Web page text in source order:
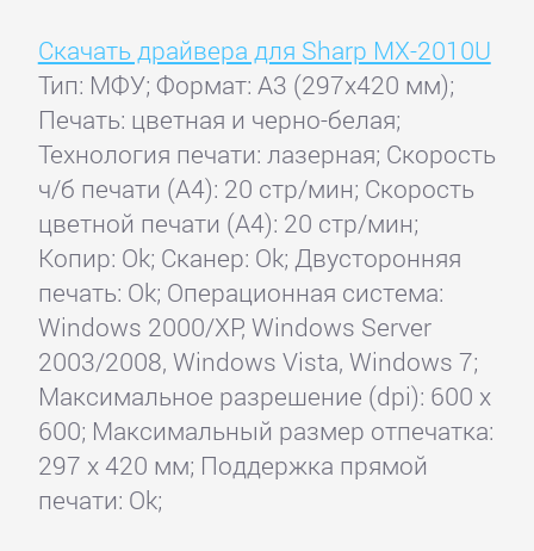
Скачать драйвера для Sharp MX-2010U
Тип: МФУ; Формат: A3 (297x420 мм);
Печать: цветная и черно-белая;
Технология печати: лазерная; Скорость
ч/б печати (А4): 20 стр/мин; Скорость
цветной печати (А4): 20 стр/мин;
Копир: Ok; Сканер: Ok; Двусторонняя
печать: Ok; Операционная система:
Windows 2000/XP, Windows Server
2003/2008, Windows Vista, Windows 7;
Максимальное разрешение (dpi): 600 x
600; Максимальный размер отпечатка:
297 x 420 мм; Поддержка прямой
печати: Ok;